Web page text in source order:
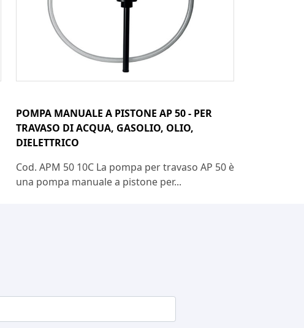
POMPA MANUALE A PISTONE AP 50 - PER
TRAVASO DI ACQUA, GASOLIO, OLIO,
DIELETTRICO
Cod. APM 50 10C La pompa per travaso AP 50 è
una pompa manuale a pistone per...